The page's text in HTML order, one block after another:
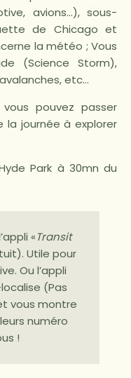
avions…), sous-
de Chicago et
la météo ; Vous
(Science Storm),
etc…
pouvez passer
journée à explorer
Park à 30mn du
«Transit
Utile pour
Ou l’appli
(Pas
vous montre
numéro
!